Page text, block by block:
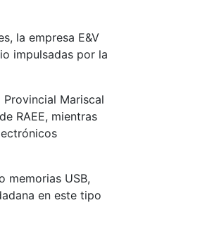
la empresa E&V
impulsadas por la
Mariscal
RAEE, mientras
memorias USB,
en este tipo